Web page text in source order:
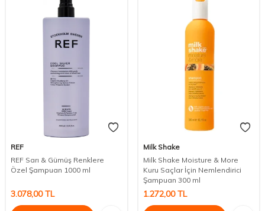
REF
REF Sarı & Gümüş Renklere
Özel Şampuan 1000 ml
3.078,00TL
Milk Shake
Milk Shake Moisture & More
Kuru Saçlar İçin Nemlendirici
Şampuan 300 ml
1.272,00TL